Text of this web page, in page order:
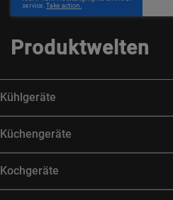
Produktwelten
Kühlgeräte
Küchengeräte
Kochgeräte